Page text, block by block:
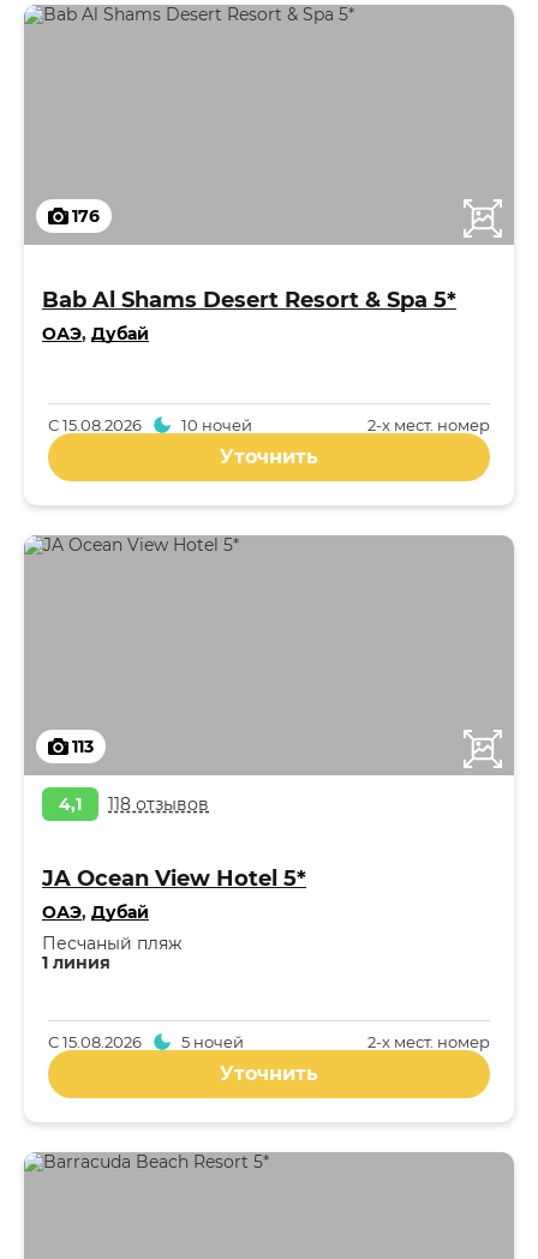
176
Bab Al Shams Desert Resort & Spa 5*
ОАЭ, Дубай
2-x мест. номер
С15.08.2026 10 ночей
Уточнить
113
4,1 118 отзывов
JA Ocean View Hotel 5*
ОАЭ, Дубай
1 линия
Песчаный пляж
2-x мест. номер
С15.08.2026 5 ночей
Уточнить